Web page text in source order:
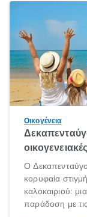
Οικογένεια
Ο
κορυφαία
καλοκαιριού:
παράδοση με τις